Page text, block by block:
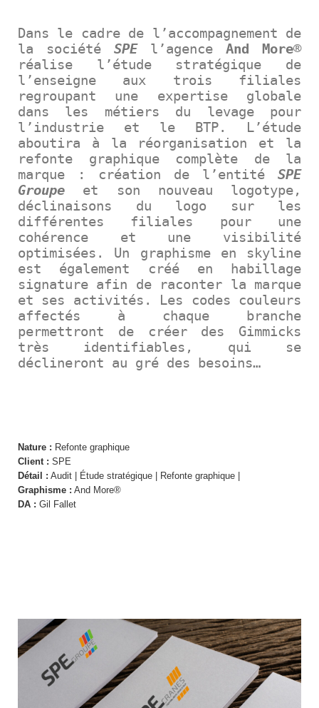
Dans le cadre de l’accompagnement de
la société SPE l’agence And More®
réalise l’étude stratégique de
l’enseigne aux trois filiales
regroupant une expertise globale
dans les métiers du levage pour
l’industrie et le BTP. L’étude
aboutira à la réorganisation et la
refonte graphique complète de la
marque : création de l’entité SPE
Groupe et son nouveau logotype,
déclinaisons du logo sur les
différentes filiales pour une
cohérence et une visibilité
optimisées. Un graphisme en skyline
est également créé en habillage
signature afin de raconter la marque
et ses activités. Les codes couleurs
affectés à chaque branche
permettront de créer des Gimmicks
très identifiables, qui se
déclineront au gré des besoins…
Nature : Refonte graphique
Client : SPE
Détail : Audit | Étude stratégique | Refonte graphique |
Graphisme : And More®
DA : Gil Fallet